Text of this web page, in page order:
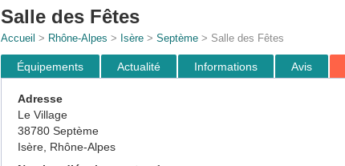
Salle des Fêtes
Accueil > Rhône-Alpes > Isère> Septème> Salle des Fêtes
Équipements Actualité Informations Avis
Adresse
Le Village
38780 Septème
Isère, Rhône-Alpes